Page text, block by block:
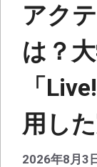
アク
は？
「
用し
2026年8月3